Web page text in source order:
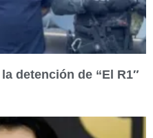
detención de “El R1″